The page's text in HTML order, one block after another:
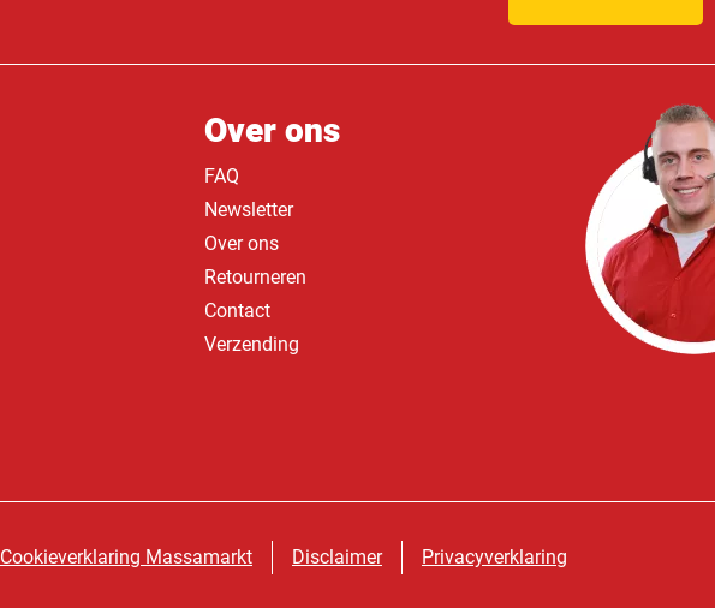
Over ons
FAQ
Newsletter
Over ons
Retourneren
Contact
Verzending
Cookieverklaring Massamarkt Disclaimer Privacyverklaring